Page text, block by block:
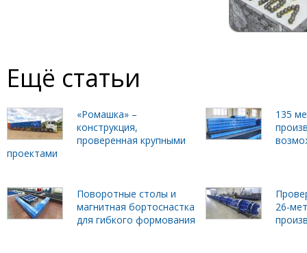
Ещё статьи
«Ромашка» –
конструкция,
проверенная крупными
проектами
135
Поворотные столы и
магнитная бортоснастка
для гибкого формования
26-